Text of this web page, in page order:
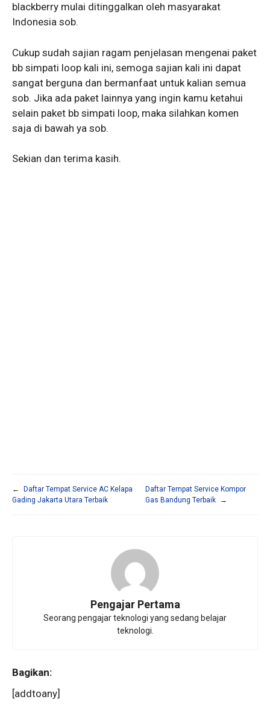
blackberry mulai ditinggalkan oleh masyarakat
Indonesia sob.
Cukup sudah sajian ragam penjelasan mengenai paket
bb simpati loop kali ini, semoga sajian kali ini dapat
sangat berguna dan bermanfaat untuk kalian semua
sob. Jika ada paket lainnya yang ingin kamu ketahui
selain paket bb simpati loop, maka silahkan komen
saja di bawah ya sob.
Sekian dan terima kasih.
←
Daftar Tempat Service AC Kelapa
Gading Jakarta Utara Terbaik
Daftar Tempat Service Kompor
Gas Bandung Terbaik
→
Pengajar Pertama
Seorang pengajar teknologi yang sedang belajar
teknologi.
Bagikan:
[addtoany]